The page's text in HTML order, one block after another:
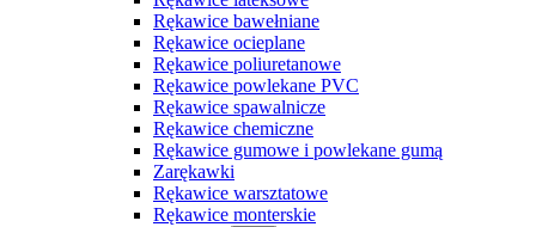
Rękawice bawełniane
Rękawice ocieplane
Rękawice poliuretanowe
Rękawice powlekane PVC
Rękawice spawalnicze
Rękawice chemiczne
Rękawice gumowe i powlekane gumą
Zarękawki
Rękawice warsztatowe
Rękawice monterskie